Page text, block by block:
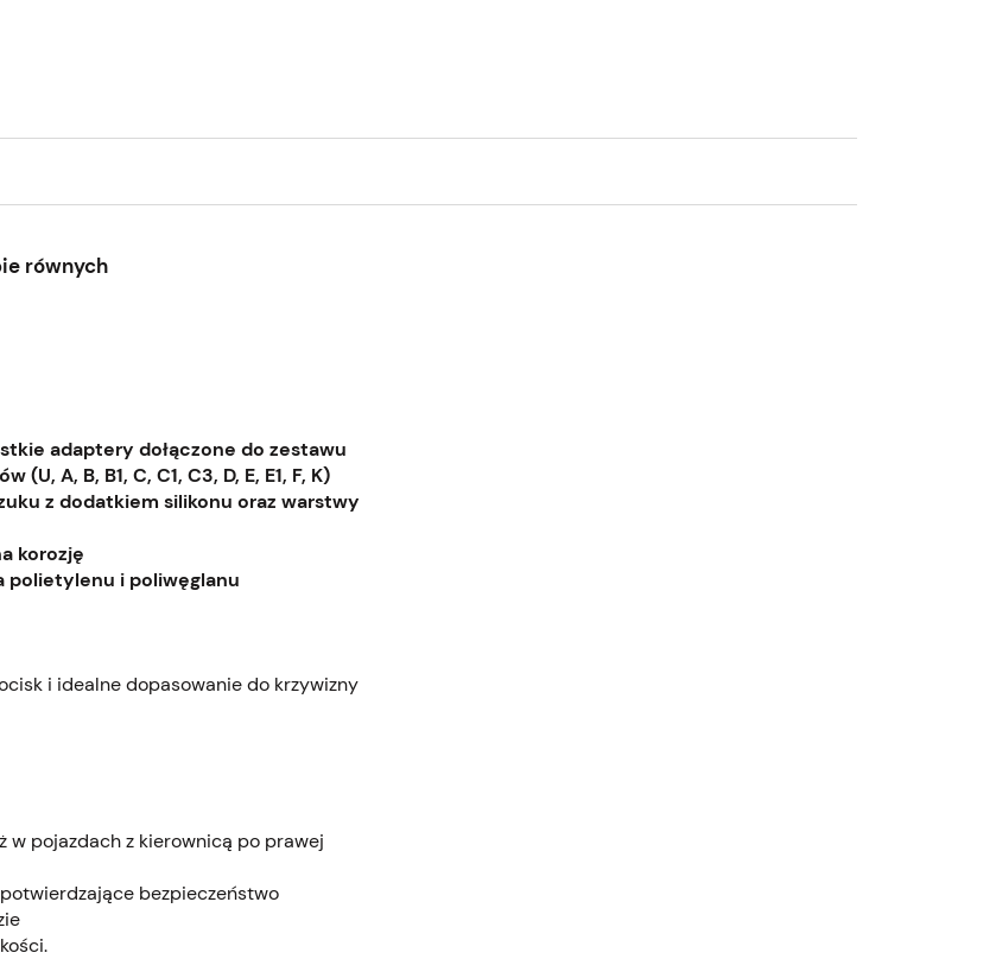
równych
adaptery dołączone do zestawu
A, B, B1, C, C1, C3, D, E, E1, F, K)
z dodatkiem silikonu oraz warstwy
korozję
polietylenu i poliwęglanu
i idealne dopasowanie do krzywizny
pojazdach z kierownicą po prawej
bezpieczeństwo